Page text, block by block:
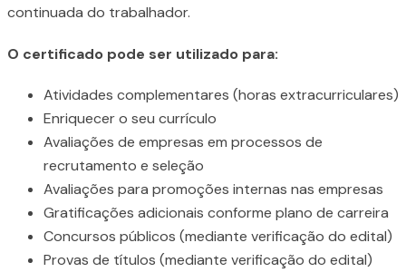
continuada do trabalhador.
O certificado pode ser utilizado para:
Atividades complementares (horas extracurriculares)
Enriquecer o seu currículo
Avaliações de empresas em processos de
recrutamento e seleção
Avaliações para promoções internas nas empresas
Gratificações adicionais conforme plano de carreira
Concursos públicos (mediante verificação do edital)
Provas de títulos (mediante verificação do edital)